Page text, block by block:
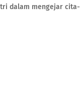
dalam mengejar cita-